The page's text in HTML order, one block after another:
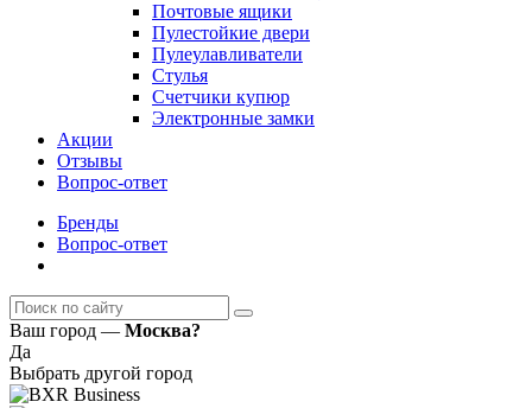
Почтовые ящики
Пулестойкие двери
Пулеулавливатели
Стулья
Счетчики купюр
Электронные замки
Акции
Отзывы
Вопрос-ответ
Бренды
Вопрос-ответ
Ваш город — Москва?
Да
Выбрать другой город